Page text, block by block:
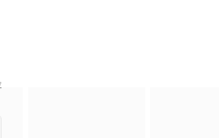
掩盖真
门。在资源消耗殆尽与未知神秘威胁
渐丧失的摄影师瑞真展开。在面对跨